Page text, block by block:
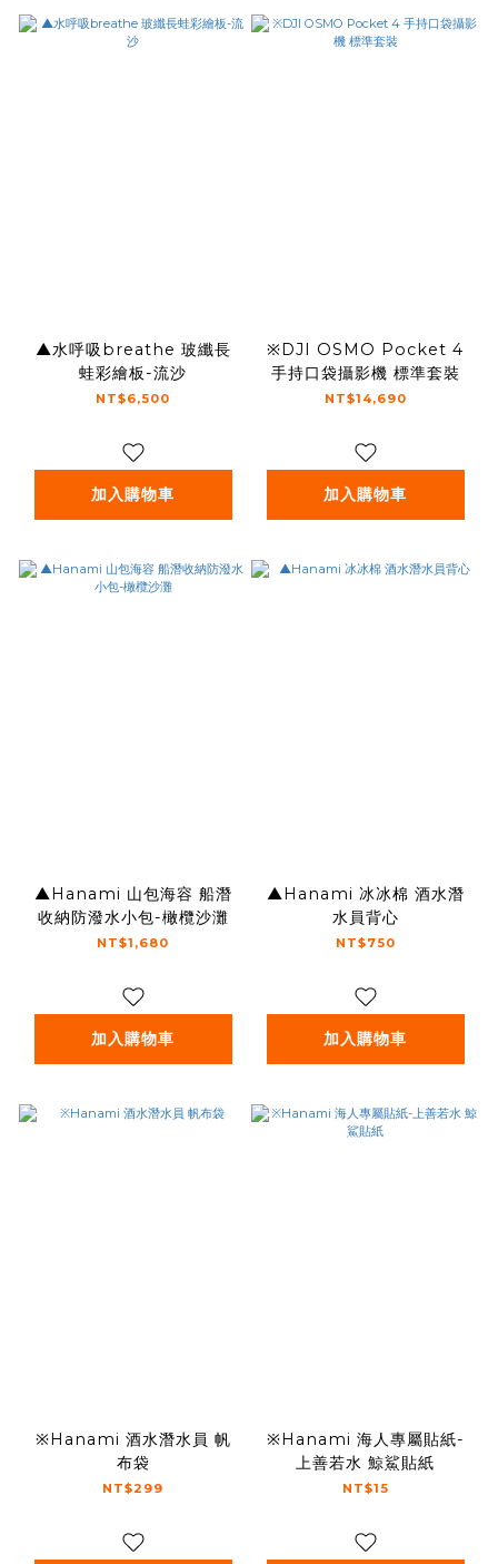
▲水呼吸breathe 玻纖長
蛙彩繪板-流沙
NT$6,500
加入購物車
※DJI OSMO Pocket 4
手持口袋攝影機 標準套裝
NT$14,690
加入購物車
▲Hanami 山包海容 船潛
收納防潑水小包-橄欖沙灘
NT$1,680
加入購物車
▲Hanami 冰冰棉 酒水潛
水員背心
NT$750
加入購物車
※Hanami 酒水潛水員 帆
布袋
NT$299
※Hanami 海人專屬貼紙-
上善若水 鯨鯊貼紙
NT$15